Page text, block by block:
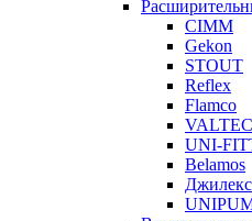
CIMM
Gekon
STOUT
Reflex
Flamco
VALTEC
UNI-
Belamos
Джилекс